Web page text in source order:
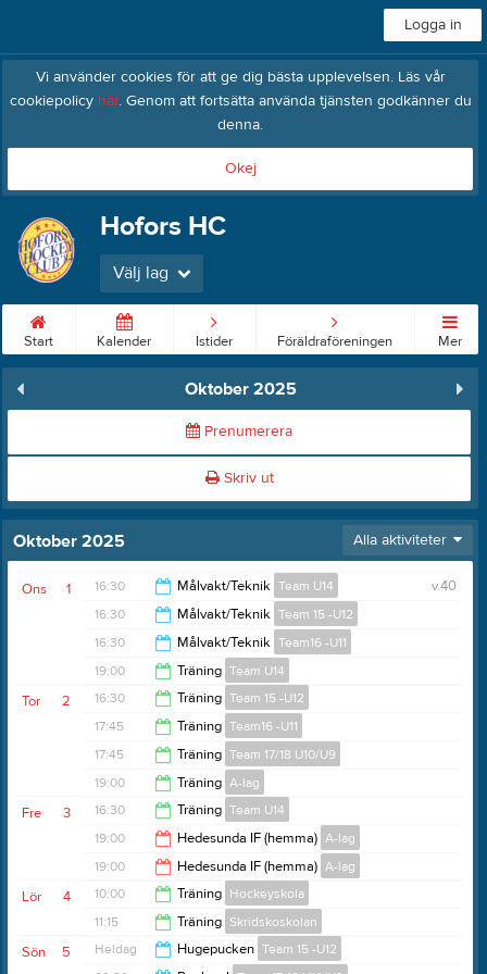
Logga in
Vi använder cookies för att ge dig bästa upplevelsen. Läs vår
cookiepolicy här. Genom att fortsätta använda tjänsten godkänner du
denna.
Okej
Hofors HC
Välj lag
Start Kalender Istider Föräldraföreningen Mer
Oktober 2025
Prenumerera
Skriv ut
Oktober 2025 Alla aktiviteter
1
Ons v.40
16:30 Målvakt/Teknik Team U14
17:30
16:30 Målvakt/Teknik Team 15 -U12
17:30
16:30 Målvakt/Teknik Team16 -U11
17:30
19:00 Träning Team U14
20:00
2
Tor 16:30 Träning Team 15 -U12
17:30
17:45 Träning Team16 -U11
18:45
17:45 Träning Team 17/18 U10/U9
18:45
19:00 Träning A-lag
20:00
3
Fre 16:30 Träning Team U14
17:30
19:00 Hedesunda IF (hemma) A-lag
21:30
19:00 Hedesunda IF (hemma) A-lag
20:00
4
Lör 10:00 Träning Hockeyskola
11:00
11:15 Träning Skridskoskolan
5
Sön Heldag Hugepucken Team 15 -U12